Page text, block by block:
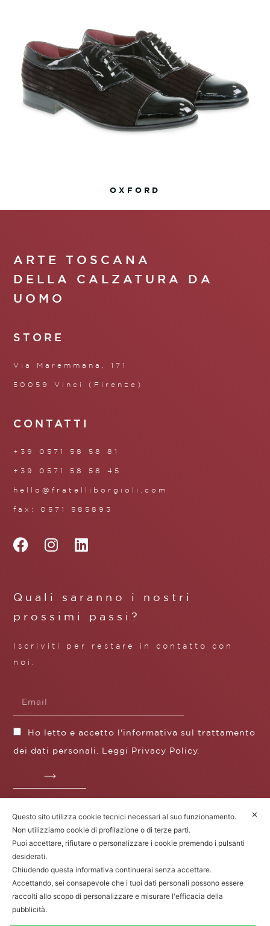
OXFORD
ARTE TOSCANA
DELLA CALZATURA DA
UOMO
STORE
Via Maremmana, 171
50059 Vinci (Firenze)
CONTATTI
+39 0571 58 58 81
+39 0571 58 58 45
hello@fratelliborgioli.com
fax: 0571 585893
Quali saranno i nostri
prossimi passi?
Iscriviti per restare in contatto con
noi.
Ho letto e accetto l'informativa sul trattamento
dei dati personali. Leggi Privacy Policy
Operazione / progetto co-finanziato dal POS FESR
Toscana 2014-2020
Fratelli Borgioli Srl – Via
✕
Questo sito utilizza cookie tecnici necessari al suo funzionamento.
Non utilizziamo cookie di profilazione o di terze parti.
Puoi accettare, rifiutare o personalizzare i cookie premendo i pulsanti
desiderati.
Chiudendo questa informativa continuerai senza accettare.
Accettando, sei consapevole che i tuoi dati personali possono essere
raccolti allo scopo di personalizzare e misurare l'efficacia della
pubblicità.